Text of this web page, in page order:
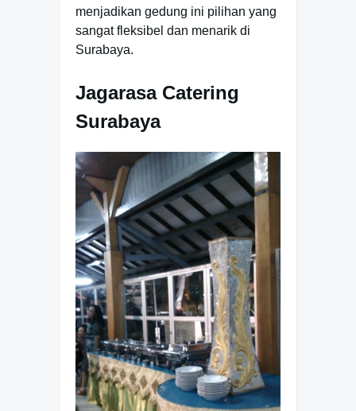
menjadikan gedung ini pilihan yang
sangat fleksibel dan menarik di
Surabaya.
Jagarasa Catering
Surabaya